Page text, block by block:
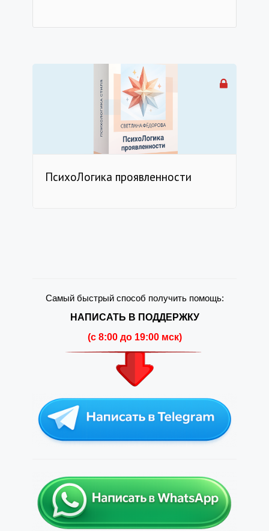
ПсихоЛогика проявленности
Самый быстрый способ получить помощь:
НАПИСАТЬ В ПОДДЕРЖКУ
(c 8:00 до 19:00 мск)